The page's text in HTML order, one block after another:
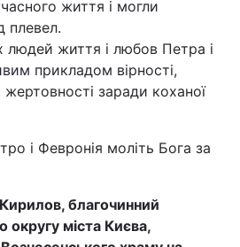
життя і могли
плевел.
життя і любов Петра і
прикладом вірності,
жертовності заради коханої
і Февронія моліть Бога за
благочинний
округу міста Києва,